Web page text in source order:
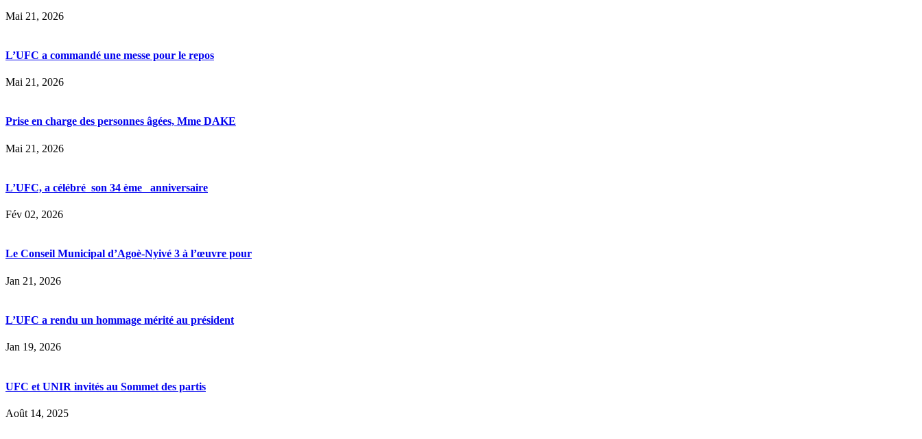
Mai 21, 2026
L’UFC a commandé une messe pour le repos
Mai 21, 2026
Prise en charge des personnes âgées, Mme DAKE
Mai 21, 2026
L’UFC, a célébré son 34 ème anniversaire
Fév 02, 2026
Le Conseil Municipal d’Agoè-Nyivé 3 à l’œuvre pour
Jan 21, 2026
L’UFC a rendu un hommage mérité au président
Jan 19, 2026
UFC et UNIR invités au Sommet des partis
Août 14, 2025